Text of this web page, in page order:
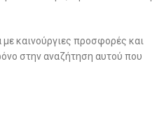
καινούργιες προσφορές και
στην αναζήτηση αυτού που